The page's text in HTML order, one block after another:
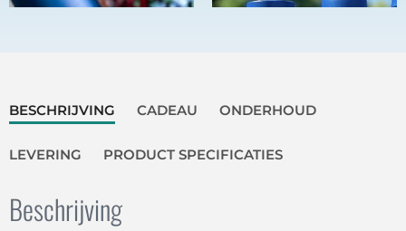
BESCHRIJVING CADEAU ONDERHOUD
LEVERING PRODUCT SPECIFICATIES
Beschrijving